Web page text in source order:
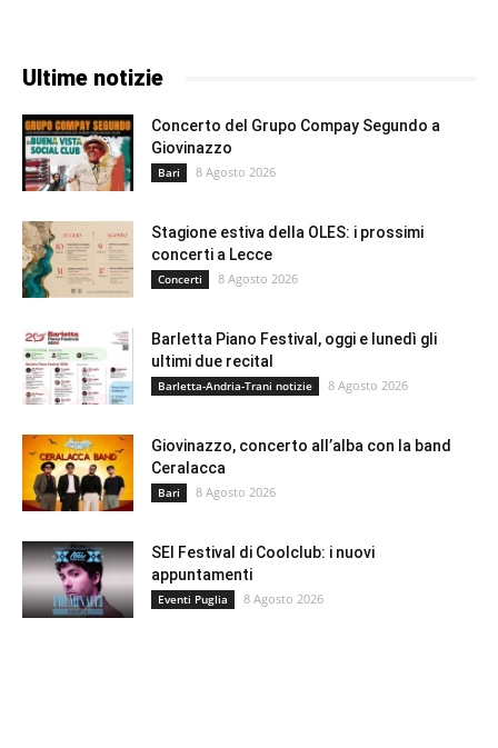
Ultime notizie
Concerto del Grupo Compay Segundo a
Giovinazzo
Bari 8 Agosto 2026
Stagione estiva della OLES: i prossimi
concerti a Lecce
Concerti 8 Agosto 2026
Barletta Piano Festival, oggi e lunedì gli
ultimi due recital
Barletta-Andria-Trani notizie 8 Agosto 2026
Giovinazzo, concerto all’alba con la band
Ceralacca
Bari 8 Agosto 2026
SEI Festival di Coolclub: i nuovi
appuntamenti
Eventi Puglia 8 Agosto 2026